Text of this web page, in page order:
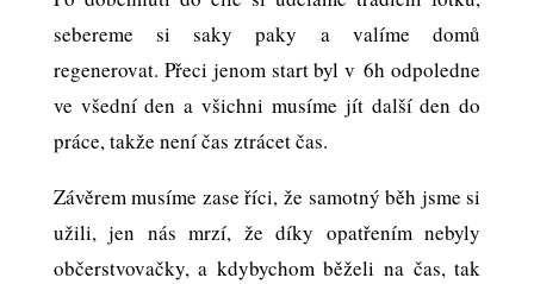
sebereme si saky paky a valíme domů
regenerovat. Přeci jenom start byl v 6h odpoledne
ve všední den a všichni musíme jít další den do
práce, takže není čas ztrácet čas.
Závěrem musíme zase říci, že samotný běh jsme si
užili, jen nás mrzí, že díky opatřením nebyly
občerstvovačky, a kdybychom běželi na čas, tak